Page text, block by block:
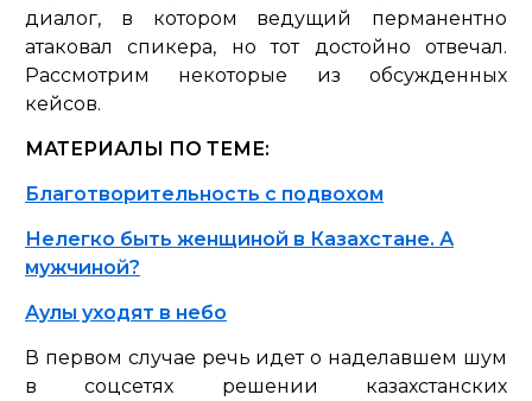
диалог, в котором ведущий перманентно
атаковал спикера, но тот достойно отвечал.
Рассмотрим некоторые из обсужденных
кейсов.
МАТЕРИАЛЫ ПО ТЕМЕ:
Благотворительность с подвохом
Нелегко быть женщиной в Казахстане. А
мужчиной?
Аулы уходят в небо
В первом случае речь идет о наделавшем шум
в соцсетях решении казахстанских